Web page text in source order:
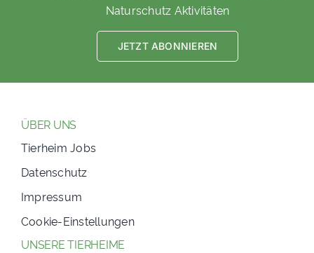
Naturschutz Aktivitäten
JETZT ABONNIEREN
ÜBER UNS
Tierheim Jobs
Datenschutz
Impressum
Cookie-Einstellungen
UNSERE TIERHEIME